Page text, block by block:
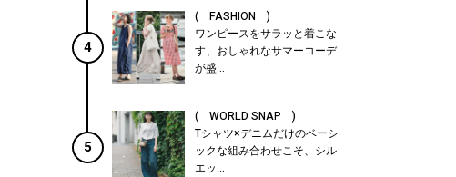
4
( FASHION )
ワンピースをサラッと着こな
す、おしゃれなサマーコーデ
が盛...
5
( WORLD SNAP )
Tシャツ×デニムだけのベーシ
ックな組み合わせこそ、シル
エッ...